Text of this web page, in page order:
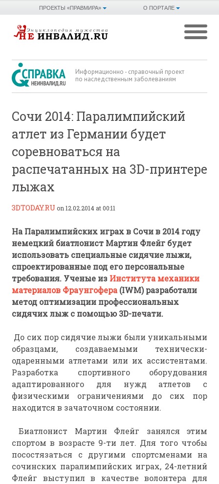
О ПОРТАЛЕ
ПРОЕКТЫ «ПРАВМИРА»
Информационно - справочный проект
по наследственным заболеваниям
Сочи 2014: Паралимпийский
атлет из Германии будет
соревноваться на
распечатанных на 3D-принтере
лыжах
3DTODAY.RU on 12.02.2014 at 00:11
На Паралимпийских играх в Сочи в 2014 году
немецкий биатлонист Мартин Флейг будет
использовать специальные сидячие лыжи,
спроектированные под его персональные
требования. Ученые из Института механики
материалов Фраунгофера (IWM) разработали
метод оптимизации профессиональных
сидячих лыж с помощью 3D-печати.
До сих пор сидячие лыжи были уникальными
образцами, создаваемыми технически-
одаренными атлетами или их ассистентами.
Разработка спортивного оборудования
адаптированного для нужд атлетов с
физическими ограничениями до сих пор
находится в зачаточном состоянии.
Биатлонист Мартин Флейг занялся этим
спортом в возрасте 9-ти лет. Для того чтобы
посостязаться с другими спортсменами на
сочинских паралимпийских играх, 24-летний
Флейг выступил в качестве волонтера для